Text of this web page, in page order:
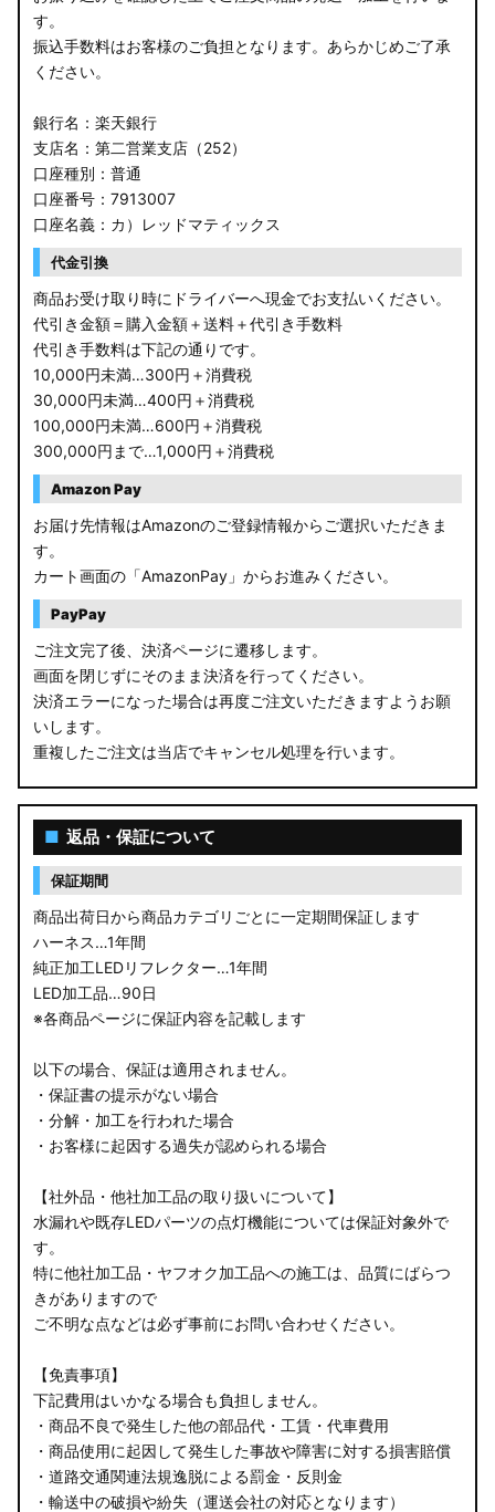
す。
振込手数料はお客様のご負担となります。あらかじめご了承
ください。
銀行名：楽天銀行
支店名：第二営業支店（252）
口座種別：普通
口座番号：7913007
口座名義：カ）レッドマティックス
代金引換
商品お受け取り時にドライバーへ現金でお支払いください。
代引き金額＝購入金額＋送料＋代引き手数料
代引き手数料は下記の通りです。
10,000円未満…300円＋消費税
30,000円未満…400円＋消費税
100,000円未満…600円＋消費税
300,000円まで…1,000円＋消費税
Amazon Pay
お届け先情報はAmazonのご登録情報からご選択いただきま
す。
カート画面の「AmazonPay」からお進みください。
PayPay
ご注文完了後、決済ページに遷移します。
画面を閉じずにそのまま決済を行ってください。
決済エラーになった場合は再度ご注文いただきますようお願
いします。
重複したご注文は当店でキャンセル処理を行います。
■ 返品・保証について
保証期間
商品出荷日から商品カテゴリごとに一定期間保証します
ハーネス…1年間
純正加工LEDリフレクター…1年間
LED加工品…90日
※各商品ページに保証内容を記載します
以下の場合、保証は適用されません。
・保証書の提示がない場合
・分解・加工を行われた場合
・お客様に起因する過失が認められる場合
【社外品・他社加工品の取り扱いについて】
水漏れや既存LEDパーツの点灯機能については保証対象外で
す。
特に他社加工品・ヤフオク加工品への施工は、品質にばらつ
きがありますので
ご不明な点などは必ず事前にお問い合わせください。
【免責事項】
下記費用はいかなる場合も負担しません。
・商品不良で発生した他の部品代・工賃・代車費用
・商品使用に起因して発生した事故や障害に対する損害賠償
・道路交通関連法規逸脱による罰金・反則金
・輸送中の破損や紛失（運送会社の対応となります）